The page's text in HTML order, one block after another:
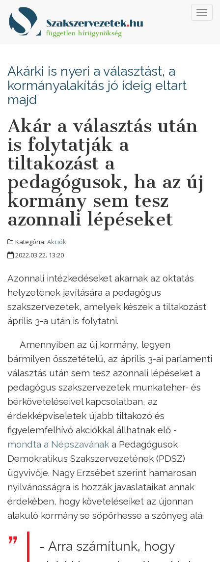
Akárki is nyeri a választást, a
kormányalakítás jó ideig eltart
majd
Akár a választás után
is folytatják a
tiltakozást a
pedagógusok, ha az új
kormány sem tesz
azonnali lépéseket
Kategória: Akciók
2022.03.22. 13:20
Azonnali intézkedéseket akarnak az oktatás
helyzetének javítására a pedagógus
szakszervezetek, amelyek készek a tiltakozást
április 3-a után is folytatni.
Amennyiben az új kormány, legyen
bármilyen összetételű, az április 3-ai parlamenti
választás után sem tesz azonnali lépéseket a
pedagógus szakszervezetek munkateher- és
bérköveteléseivel kapcsolatban, az
érdekképviseletek újabb tiltakozó és
figyelemfelhívó akciókkal állhatnak elő -
mondta a Népszavának a Pedagógusok
Demokratikus Szakszervezetének (PDSZ)
ügyvivője. Nagy Erzsébet szerint hamarosan
nyilvánosságra is hozzák javaslataikat annak
érdekében, hogy követeléseiket az újonnan
alakuló kormány se söpörhesse a szőnyeg alá.
- Arra számítunk, hogy